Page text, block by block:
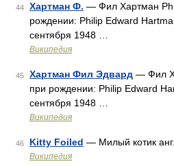
44 Хартман Ф. — Фил Хартман
рождении: Philip Edward
сентября 1948 …
Википедия
45 Хартман Фил Эдвард — Фил
при рождении: Philip Edward
сентября 1948 …
Википедия
46 Kitty Foiled — Милый котик
Википедия